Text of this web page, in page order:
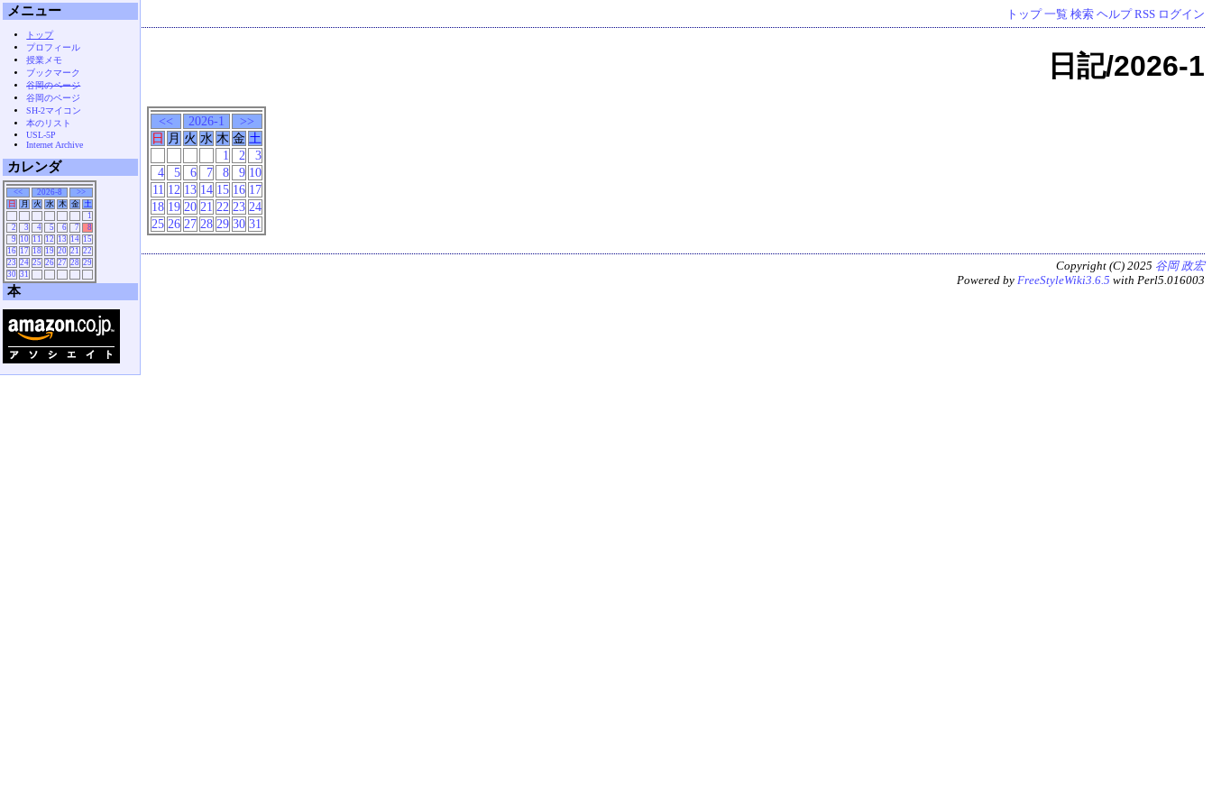
トップ 一覧 検索 ヘルプ RSS ログイン
日記/2026-1
<< 2026-1
>>
日 月 火 水 木 金 土
1
2
3
4
5 6 7 8 9 10
11 12 13 14 15 16 17
18 19 20 21 22 23 24
25 26 27 28 29 30 31
メニュー
トップ
プロフィール
授業メモ
ブックマーク
谷岡のページ
谷岡のページ
SH-2マイコン
本のリスト
USL-5P
Internet Archive
カレンダ
<< 2026-8
>>
日
月 火 水 木 金
土
1
2
3 4 5 6 7
8
9 10 11 12 13 14 15
16 17 18 19 20 21
22
23 24 25 26 27 28 29
30 31
本
Copyright (C) 2025 谷岡 政宏
Powered by FreeStyleWiki3.6.5 with Perl5.016003